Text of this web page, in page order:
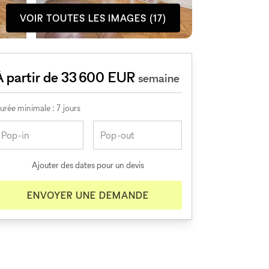
VOIR TOUTES LES IMAGES (17)
partir de 33 600 EURsemaine
minimale : 7 jours
Ajouter des dates pour un devis
ENVOYER UNE DEMANDE